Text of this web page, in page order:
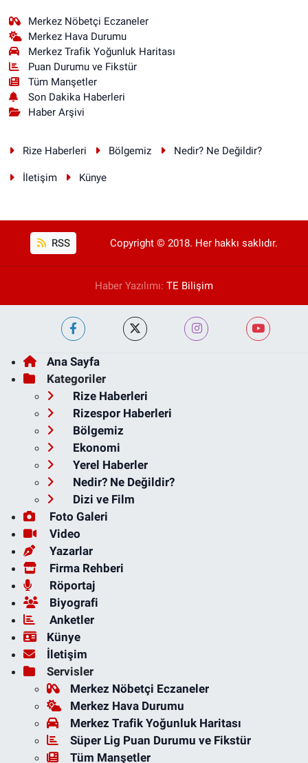
Merkez Nöbetçi Eczaneler
Merkez Hava Durumu
Merkez Trafik Yoğunluk Haritası
Puan Durumu ve Fikstür
Tüm Manşetler
Son Dakika Haberleri
Haber Arşivi
Rize Haberleri Bölgemiz Nedir? Ne Değildir?
İletişim Künye
RSS Copyright © 2018. Her hakkı saklıdır.
Haber Yazılımı: TE Bilişim
Ana Sayfa
Kategoriler
Rize Haberleri
Rizespor Haberleri
Bölgemiz
Ekonomi
Yerel Haberler
Nedir? Ne Değildir?
Dizi ve Film
Foto Galeri
Video
Yazarlar
Firma Rehberi
Röportaj
Biyografi
Anketler
Künye
İletişim
Servisler
Merkez Nöbetçi Eczaneler
Merkez Hava Durumu
Merkez Trafik Yoğunluk Haritası
Süper Lig Puan Durumu ve Fikstür
Tüm Manşetler